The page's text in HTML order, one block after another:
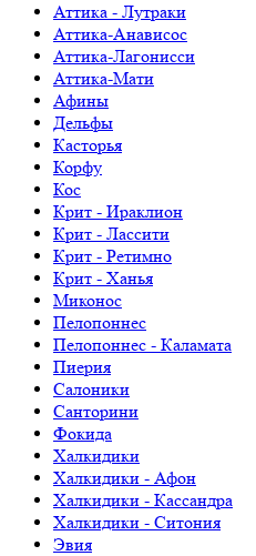
Аттика - Лутраки
Аттика-Анависос
Аттика-Лагонисси
Аттика-Мати
Афины
Дельфы
Касторья
Корфу
Кос
Крит - Ираклион
Крит - Лассити
Крит - Ретимно
Крит - Ханья
Миконос
Пелопоннес
Пелопоннес - Каламата
Пиерия
Салоники
Санторини
Фокида
Халкидики
Халкидики - Афон
Халкидики - Кассандра
Халкидики - Ситония
Эвия